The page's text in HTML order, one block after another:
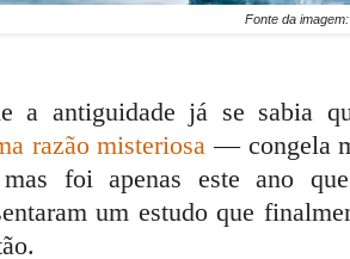
Fonte da
a antiguidade já se sabia
razão misteriosa — congela
foi apenas este ano
um estudo que